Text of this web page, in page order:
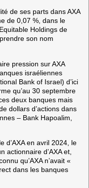
de ses parts dans AXA
de 0,07 %, dans le
Holdings de
son nom
pression sur AXA
israéliennes
Bank of Israel) d’ici
qu’au 30 septembre
deux banques mais
dollars d’actions dans
– Bank Hapoalim,
d’AXA en avril 2024, le
actionnaire d’AXA et,
qu’AXA n’avait «
dans les banques